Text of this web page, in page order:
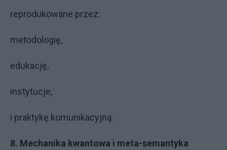
reprodukowane przez:
metodologię,
edukację,
instytucje,
i praktykę komunikacyjną.
8. Mechanika kwantowa i meta-semantyka